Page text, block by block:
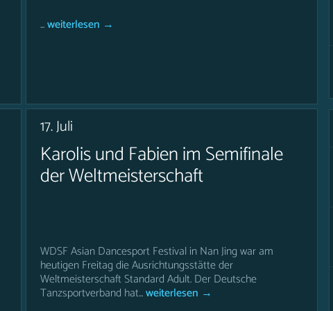
...weiterlesen →
17. Juli
Karolis und Fabien im Semifinale
der Weltmeisterschaft
WDSF Asian Dancesport Festival in Nan Jing war am
heutigen Freitag die Ausrichtungsstätte der
Weltmeisterschaft Standard Adult. Der Deutsche
Tanzsportverband hat...weiterlesen →